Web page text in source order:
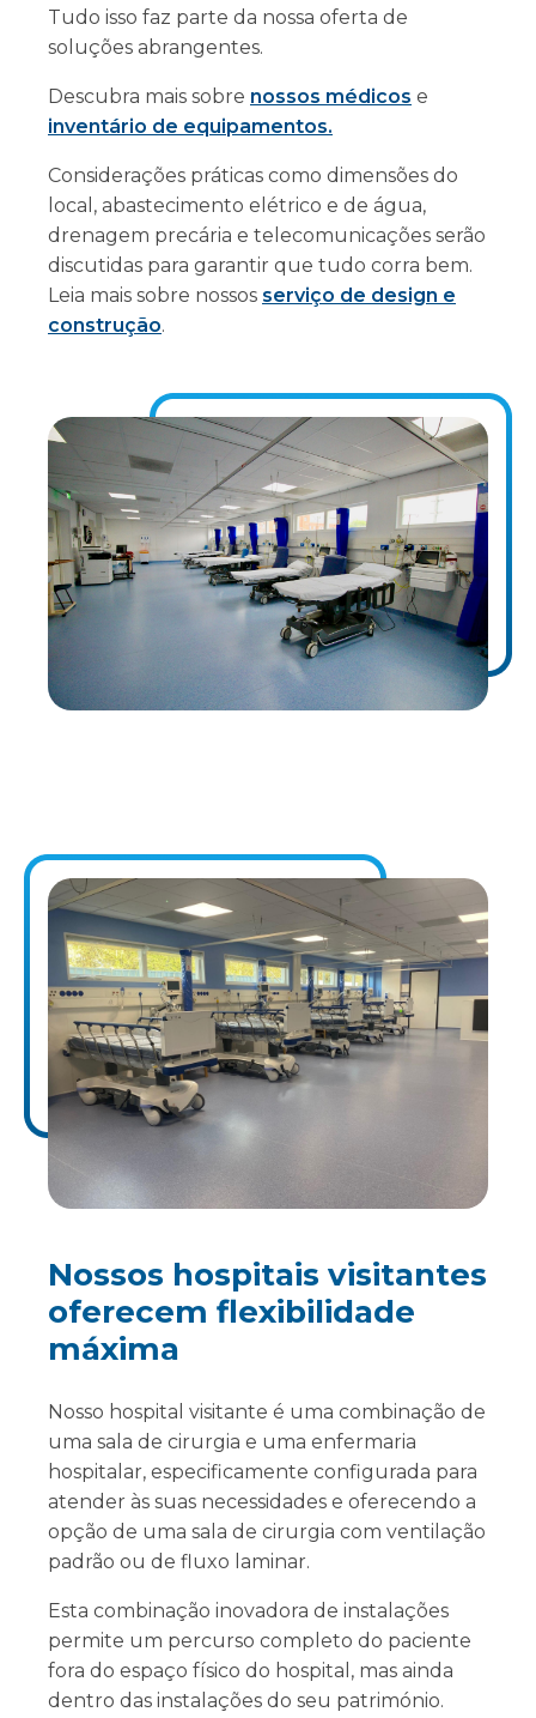
Tudo isso faz parte da nossa oferta de
soluções abrangentes.
Descubra mais sobre nossos médicos e
inventário de equipamentos.
Considerações práticas como dimensões do
local, abastecimento elétrico e de água,
drenagem precária e telecomunicações serão
discutidas para garantir que tudo corra bem.
Leia mais sobre nossos serviço de design e
construção.
Nossos hospitais visitantes
oferecem flexibilidade
máxima
Nosso hospital visitante é uma combinação de
uma sala de cirurgia e uma enfermaria
hospitalar, especificamente configurada para
atender às suas necessidades e oferecendo a
opção de uma sala de cirurgia com ventilação
padrão ou de fluxo laminar.
Esta combinação inovadora de instalações
permite um percurso completo do paciente
fora do espaço físico do hospital, mas ainda
dentro das instalações do seu património.